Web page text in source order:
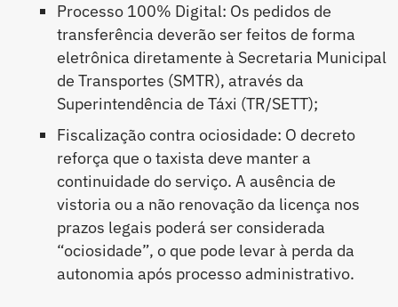
Processo 100% Digital: Os pedidos de
transferência deverão ser feitos de forma
eletrônica diretamente à Secretaria Municipal
de Transportes (SMTR), através da
Superintendência de Táxi (TR/SETT);
Fiscalização contra ociosidade: O decreto
reforça que o taxista deve manter a
continuidade do serviço. A ausência de
vistoria ou a não renovação da licença nos
prazos legais poderá ser considerada
“ociosidade”, o que pode levar à perda da
autonomia após processo administrativo.